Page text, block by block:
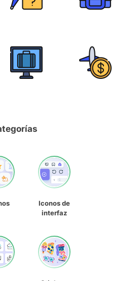
Iconos de
interfaz